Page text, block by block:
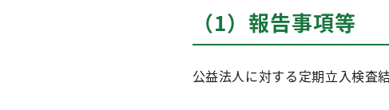
（1）報告事項等
公益法人に対する定期立入検査